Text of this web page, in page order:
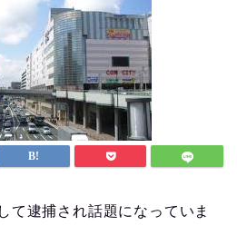
て逮捕され話題になっていま